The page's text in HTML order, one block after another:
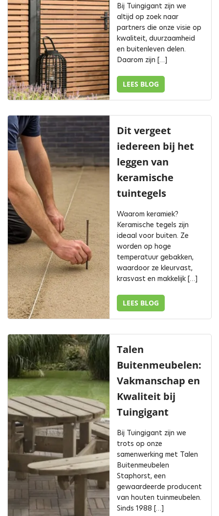
Bij Tuingigant zijn we
altijd op zoek naar
partners die onze visie op
kwaliteit, duurzaamheid
en buitenleven delen.
Daarom zijn […]
LEES BLOG
Dit vergeet
iedereen bij het
leggen van
keramische
tuintegels
Waarom keramiek?
Keramische tegels zijn
ideaal voor buiten. Ze
worden op hoge
temperatuur gebakken,
waardoor ze kleurvast,
krasvast en makkelijk […]
LEES BLOG
Talen
Buitenmeubelen:
Vakmanschap en
Kwaliteit bij
Tuingigant
Bij Tuingigant zijn we
trots op onze
samenwerking met Talen
Buitenmeubelen
Staphorst, een
gewaardeerde producent
van houten tuinmeubelen.
Sinds 1988 […]